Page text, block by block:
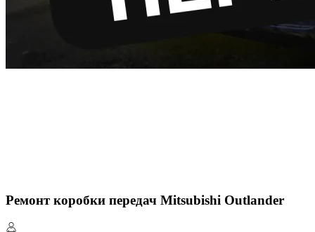
Ремонт коробки передач Mitsubishi Outlander